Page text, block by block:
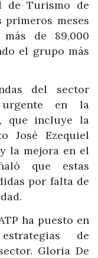
de Turismo de
primeros meses
de 89,000
el grupo más
del sector
en la
que incluye la
José Ezequiel
la mejora en el
que estas
por falta de
ha puesto en
de
Gloria De